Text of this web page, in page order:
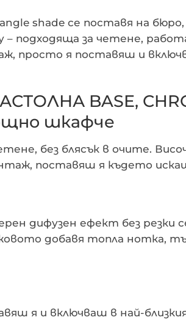
shade се поставя на
– подходяща за четене,
просто я поставяш и
BASE,
шкафче
без блясък в очите.
поставяш я където
дифузен ефект без резки
добавя топла нотка,
я и включваш в най-